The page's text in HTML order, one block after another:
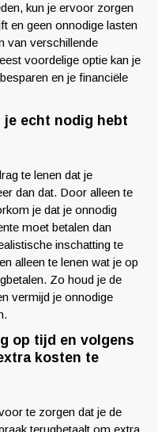
kun je ervoor zorgen
en geen onnodige lasten
van verschillende
voordelige optie kan je
en je financiële
je echt nodig hebt
te lenen dat je
dan dat. Door alleen te
je dat je onnodig
moet betalen dan
inschatting te
alleen te lenen wat je op
Zo houd je de
vermijd je onnodige
op tijd en volgens
kosten te
te zorgen dat je de
terugbetaalt om extra